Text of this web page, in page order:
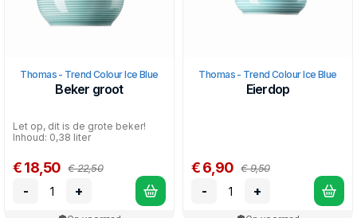
Thomas - Trend Colour Ice Blue
Beker groot
Let op, dit is de grote beker!
Inhoud: 0,38 liter
€ 18,50 € 22,50
- +
Thomas - Trend Colour Ice Blue
Eierdop
€ 6,90 € 9,50
- +